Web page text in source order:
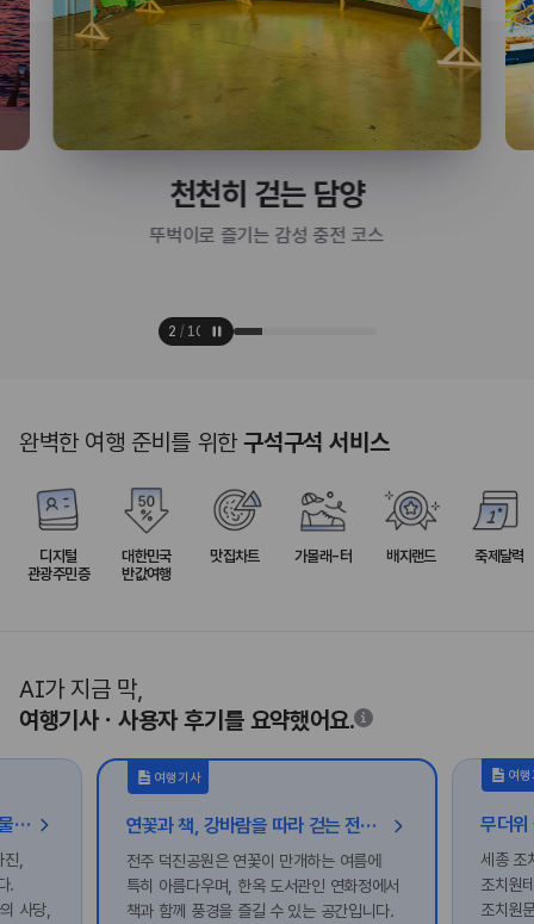
천천히 걷는 담양
뚜벅이로 즐기는 감성 충전 코스
2 / 10
완벽한 여행 준비를 위한구석구석 서비스
디지털
관광주민증
대한민국
반값여행
맛집차트 가볼래-터 배지랜드 축제달력
AI가 지금 막,
여행기사ㆍ사용자 후기를 요약했어요.
글과 뜻으로 시대를 밝힌 홍성 인물 여행
,
.
사당,
여행기사
연꽃과 책, 강바람을 따라 걷는 전주 감성 여행
전주 덕진공원은 연꽃이 만개하는 여름에
특히 아름다우며, 한옥 도서관인 연화정에서
책과 함께 풍경을 즐길 수 있는 공간입니다.
여
세종 조
조치원
조치원